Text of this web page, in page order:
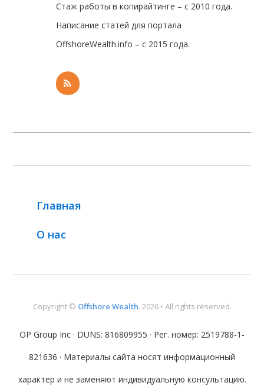
Стаж работы в копирайтинге – с 2010 года.
Написание статей для портала
OffshoreWealth.info – с 2015 года.
Главная
О нас
Copyright © Offshore Wealth. 2026 • All rights reserved.
OP Group Inc · DUNS: 816809955 · Рег. номер: 2519788-1-
821636 · Материалы сайта носят информационный
характер и не заменяют индивидуальную консультацию.